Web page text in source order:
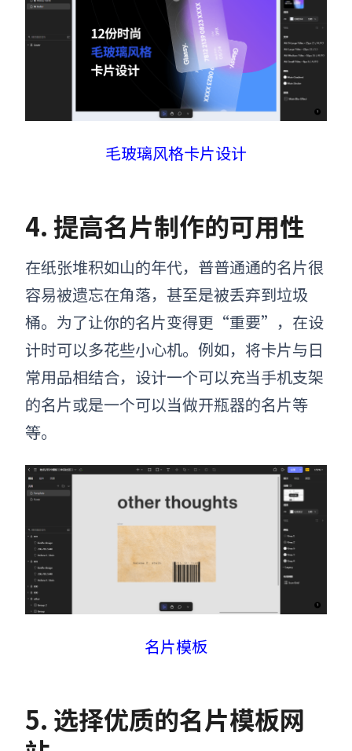
毛玻璃风格卡片设计
4.提高名片制作的可用性
在纸张堆积如山的年代，普普通通的名片很
容易被遗忘在角落，甚至是被丢弃到垃圾
桶。为了让你的名片变得更“重要”，在设
计时可以多花些小心机。例如，将卡片与日
常用品相结合，设计一个可以充当手机支架
的名片或是一个可以当做开瓶器的名片等
等。
名片模板
5. 选择优质的名片模板网